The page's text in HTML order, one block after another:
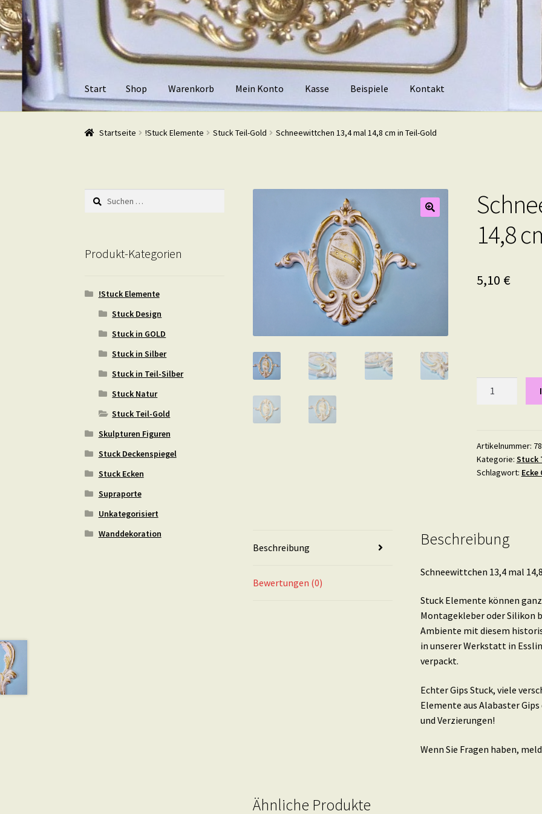
Zur
Navigation
springen
Zum
Inhalt
springen
Start Shop Warenkorb Mein Konto Kasse Beispiele Kontakt
Start ShopWarenkorb Mein Konto KasseBeispiele Kontakt
Startseite !Stuck Elemente Stuck Teil-Gold Schneewittchen 13,4 mal 14,8 cm in Teil-Gold
14,8
5,10 €
cm
in
Teil-
Artikelnummer:
Kategorie: Stuck
Schlagwort: Ecke
Beschreibung
Bewertungen (0)
Beschreibung
Schneewittchen 13,4 mal
Stuck Elemente können
Montagekleber oder Silikon
Ambiente mit diesem
in unserer Werkstatt in
verpackt.
Echter Gips Stuck, viele
Elemente aus Alabaster
und Verzierungen!
Wenn Sie Fragen haben,
Ähnliche Produkte
Suchen
nach:
Produkt-Kategorien
!Stuck Elemente
Stuck Design
Stuck in GOLD
Stuck in Silber
Stuck in Teil-Silber
Stuck Natur
Stuck Teil-Gold
Skulpturen Figuren
Stuck Deckenspiegel
Stuck Ecken
Supraporte
Unkategorisiert
Wanddekoration